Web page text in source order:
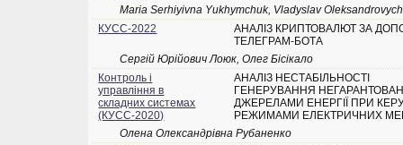
Maria Serhiyivna Yukhymchuk, Vladyslav
КУСС-2022
АНАЛІЗ КРИПТОВАЛЮТ ЗА
ТЕЛЕГРАМ-БОТА
Сергій Юрійович Лоюк, Олег Бісікало
Контроль і
управління в
складних системах
(КУСС-2020)
АНАЛІЗ НЕСТАБІЛЬНОСТІ
ГЕНЕРУВАННЯ
ДЖЕРЕЛАМИ ЕНЕРГІЇ ПРИ
РЕЖИМАМИ ЕЛЕКТРИЧНИХ
Олена Олександрівна Рубаненко